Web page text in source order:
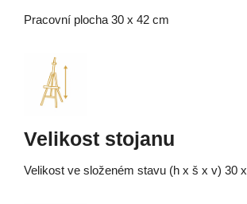
Pracovní plocha 30 x 42 cm
Velikost stojanu
Velikost ve složeném stavu (h x š x v) 30